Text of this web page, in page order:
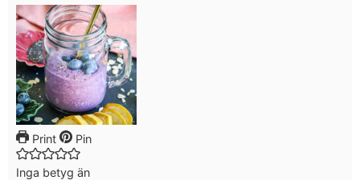
Print Pin
Inga betyg än